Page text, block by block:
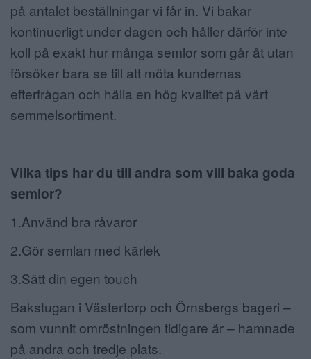
på antalet beställningar vi får in. Vi bakar
kontinuerligt under dagen och håller därför inte
koll på exakt hur många semlor som går åt utan
försöker bara se till att möta kundernas
efterfrågan och hålla en hög kvalitet på vårt
semmelsortiment.
Vilka tips har du till andra som vill baka goda
semlor?
1.Använd bra råvaror
2.Gör semlan med kärlek
3.Sätt din egen touch
Bakstugan i Västertorp och Örnsbergs bageri –
som vunnit omröstningen tidigare år – hamnade
på andra och tredje plats.